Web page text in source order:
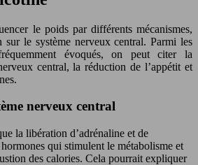
le poids par différents mécanismes,
sur le système nerveux central. Parmi les
évoqués, on peut citer la
central, la réduction de l’appétit et
nerveux central
la libération d’adrénaline et de
qui stimulent le métabolisme et
des calories. Cela pourrait expliquer